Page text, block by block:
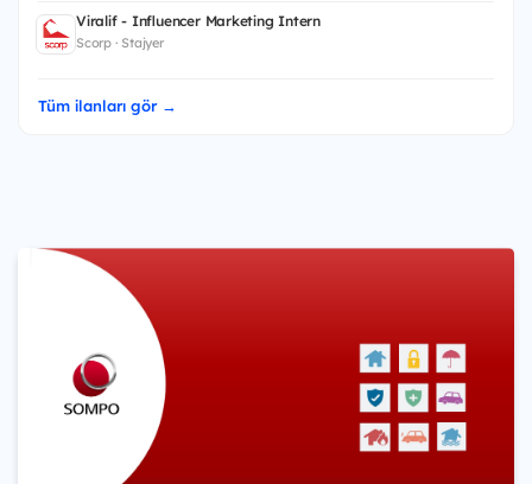
Viralif - Influencer Marketing Intern
Scorp · Stajyer
Tüm ilanları gör →